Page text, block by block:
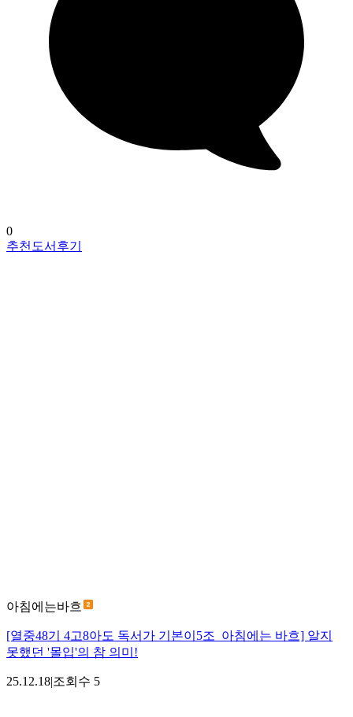
0
추천도서후기
아침에는바흐
[열중48기 4고8아도 독서가 기본이5조_아침에는 바흐] 알지
못했던 '몰입'의 참 의미!
25.12.18|조회수 5